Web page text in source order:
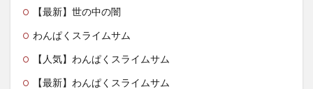
【最新】世の中の闇
わんぱくスライムサム
【人気】わんぱくスライムサム
【最新】わんぱくスライムサム